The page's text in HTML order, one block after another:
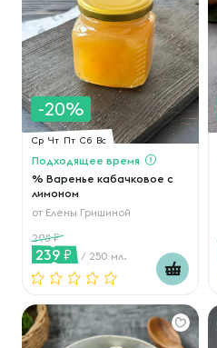
-20%
Ср Чт Пт Сб Вс
Подходящее время
% Варенье кабачковое с
лимоном
от Елены Гришиной
298
239 / 250 мл.